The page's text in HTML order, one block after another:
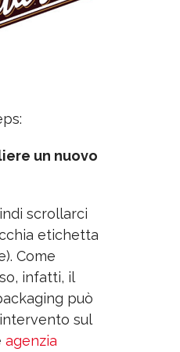
un nuovo
scrollarci
etichetta
Come
infatti, il
può
sul
agenzia